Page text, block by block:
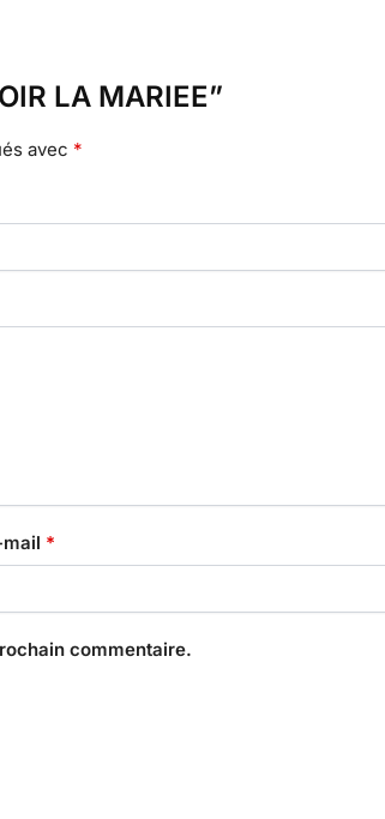
LA MARIEE”
avec *
mail *
commentaire.